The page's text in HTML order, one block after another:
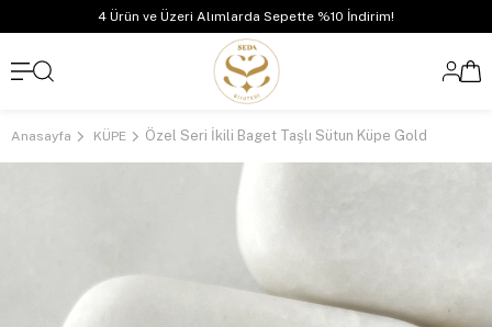
4 Ürün ve Üzeri Alımlarda Sepette %10 İndirim!
Anasayfa KÜPE Özel Seri İkili Baget Taşlı Sütun Küpe Gold